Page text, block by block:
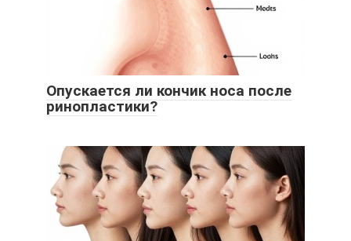
Опускается ли кончик носа после
ринопластики?